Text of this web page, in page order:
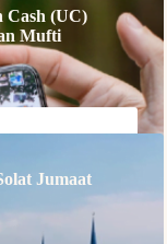
Cash (UC)
Mufti
Jumaat